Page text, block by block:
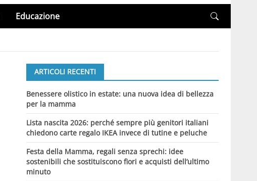
Educazione
ARTICOLI RECENTI
Benessere olistico in estate: una nuova idea di bellezza
per la mamma
Lista nascita 2026: perché sempre più genitori italiani
chiedono carte regalo IKEA invece di tutine e peluche
Festa della Mamma, regali senza sprechi: idee
sostenibili che sostituiscono fiori e acquisti dell’ultimo
minuto